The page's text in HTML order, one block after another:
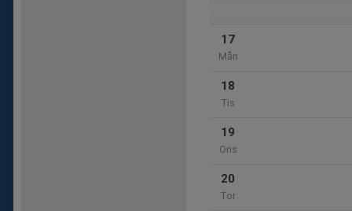
17
Mån
18
Tis
19
Ons
20
Tor